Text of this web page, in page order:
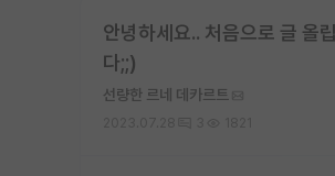
안녕하세요.. 처음으로 글 올
다;;)
선량한 르네 데카르트